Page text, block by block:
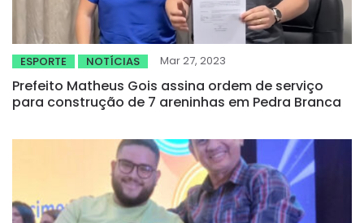
ESPORTE NOTÍCIAS Mar 27, 2023
Prefeito Matheus Gois assina ordem de serviço
para construção de 7 areninhas em Pedra Branca